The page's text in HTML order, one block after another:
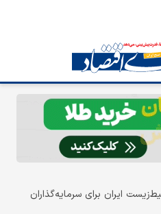
ایران برای سرمایه‌گذاران